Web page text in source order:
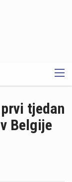
tjedan
Belgije